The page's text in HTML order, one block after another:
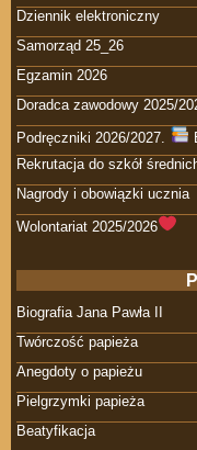
Dziennik elektroniczny
Samorząd 25_26
Egzamin 2026
Doradca zawodowy 2025/
Podręczniki 2026/2027.
Rekrutacja do szkół
Nagrody i obowiązki ucznia
Wolontariat 2025/2026
Biografia Jana Pawła II
Twórczość papieża
Anegdoty o papieżu
Pielgrzymki papieża
Beatyfikacja